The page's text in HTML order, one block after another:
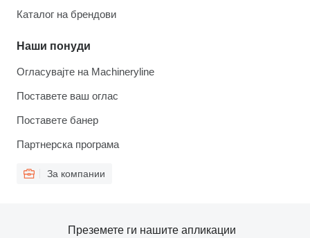
Каталог на брендови
Наши понуди
Огласувајте на Machineryline
Поставете ваш оглас
Поставете банер
Партнерска програма
За компании
Преземете ги нашите апликации